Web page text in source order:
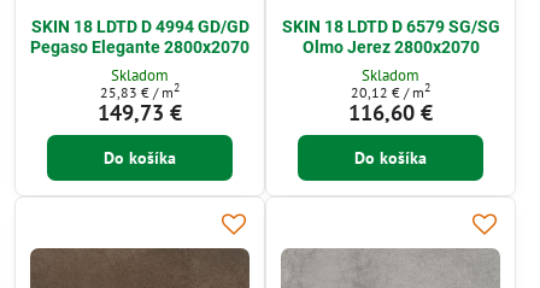
SKIN 18 LDTD D 4994 GD/GD
Pegaso Elegante 2800x2070
Skladom
149,73 €
25,83 € / m2
Do košíka
SKIN 18 LDTD D 6579 SG/SG
Olmo Jerez 2800x2070
Skladom
116,60 €
20,12 € / m2
Do košíka